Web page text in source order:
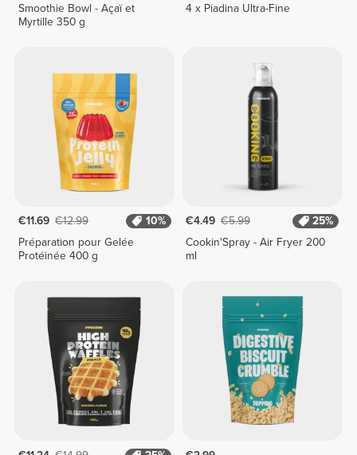
Smoothie Bowl - Açaï et
Myrtille 350 g
4 x Piadina Ultra-Fine
€11.69 €12.99
10%
Préparation pour Gelée
Protéinée 400 g
€4.49 €5.99
25%
Cookin'Spray - Air Fryer 200
ml